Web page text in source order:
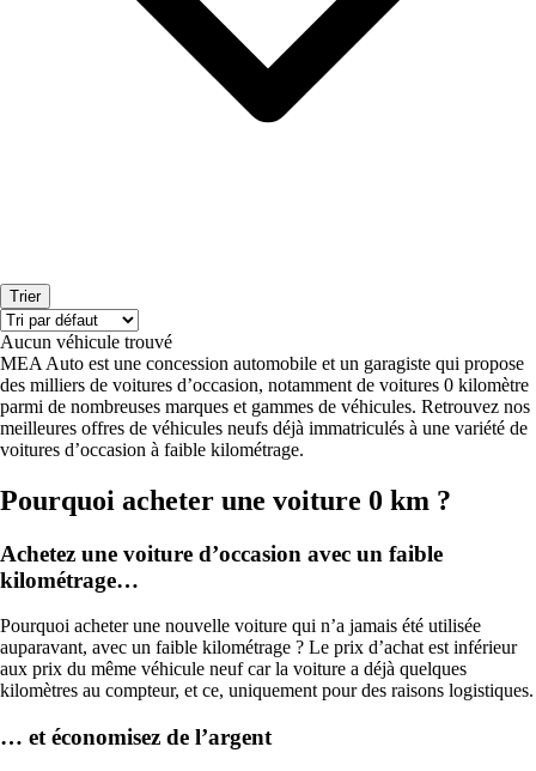
Trier
Aucun véhicule trouvé
MEA Auto est une concession automobile et un garagiste qui propose
des milliers de voitures d’occasion, notamment de voitures 0 kilomètre
parmi de nombreuses marques et gammes de véhicules. Retrouvez nos
meilleures offres de véhicules neufs déjà immatriculés à une variété de
voitures d’occasion à faible kilométrage.
Pourquoi acheter une voiture 0 km ?
Achetez une voiture d’occasion avec un faible
kilométrage…
Pourquoi acheter une nouvelle voiture qui n’a jamais été utilisée
auparavant, avec un faible kilométrage ? Le prix d’achat est inférieur
aux prix du même véhicule neuf car la voiture a déjà quelques
kilomètres au compteur, et ce, uniquement pour des raisons logistiques.
… et économisez de l’argent